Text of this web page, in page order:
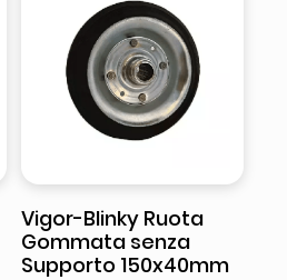
Vigor-Blinky Ruota
Gommata senza
Supporto 150x40mm